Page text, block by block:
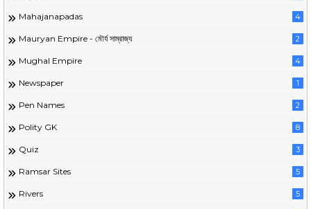
Mahajanapadas 4
Mauryan Empire - মৌর্য সাম্রাজ্য 2
Mughal Empire 4
Newspaper 1
Pen Names 2
Polity GK 8
Quiz 3
Ramsar Sites 5
Rivers 5